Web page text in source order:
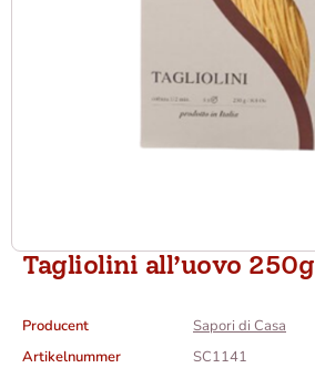
Tagliolini all’uovo 250g
Producent
Sapori di Casa
Artikelnummer
SC1141